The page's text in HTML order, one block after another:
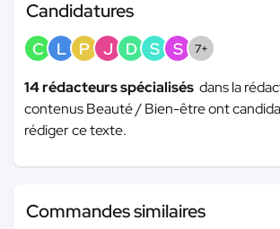
Candidatures
C L P J D S S 7+
14 rédacteurs spécialisés dans la
contenus Beauté / Bien-être ont
rédiger ce texte.
Commandes similaires